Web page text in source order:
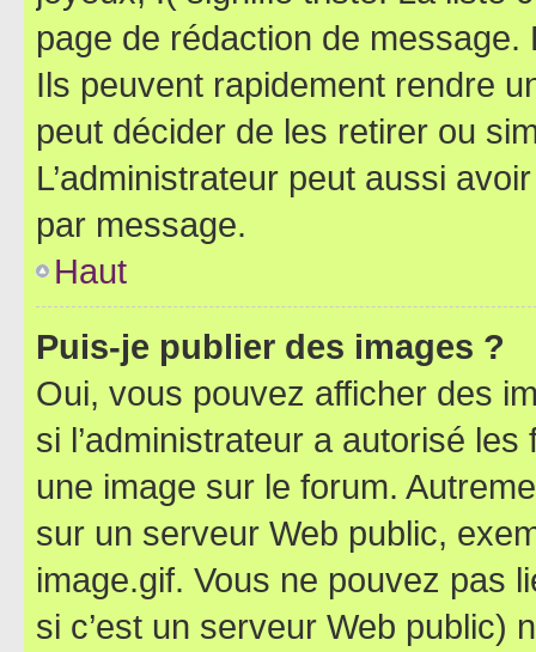
page de rédaction de
Ils peuvent rapidement rendre
peut décider de les retirer ou
L’administrateur peut aussi
par message.
Haut
Puis-je publier des images ?
Oui, vous pouvez afficher des
si l’administrateur a autorisé
une image sur le forum.
sur un serveur Web public,
image.gif. Vous ne pouvez pas
si c’est un serveur Web public)